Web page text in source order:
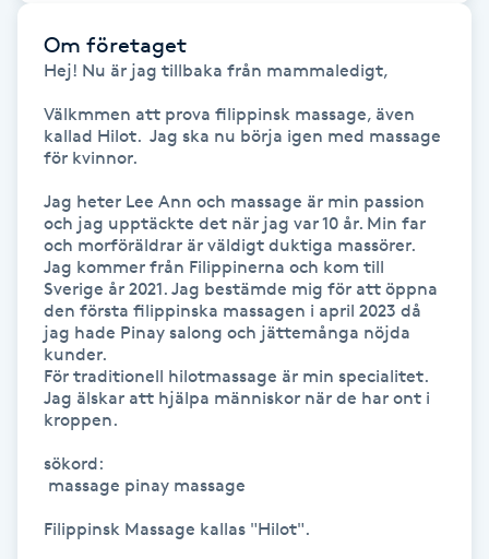
Fransk manikyr
Frekvensterapi
Friskvård
Friskvårdsmassage
Frisör
Funktionsanalys
Färgning
Föning
Om företaget
Hej! Nu är jag tillbaka från mammaledigt,
Välkmmen att prova filippinsk massage, även
kallad Hilot.  Jag ska nu börja igen med massage
för kvinnor.
Jag heter Lee Ann och massage är min passion
och jag upptäckte det när jag var 10 år. Min far
och morföräldrar är väldigt duktiga massörer.
Jag kommer från Filippinerna och kom till
Sverige år 2021. Jag bestämde mig för att öppna
den första filippinska massagen i april 2023 då
jag hade Pinay salong och jättemånga nöjda
kunder.
För traditionell hilotmassage är min specialitet.
Jag älskar att hjälpa människor när de har ont i
kroppen.
sökord:
Filippinsk Massage kallas "Hilot".